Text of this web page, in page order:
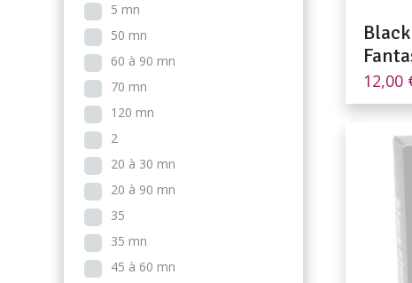
12,00
5 mn
50 mn
60 à 90 mn
70 mn
120 mn
2
20 à 30 mn
20 à 90 mn
35
35 mn
45 à 60 mn